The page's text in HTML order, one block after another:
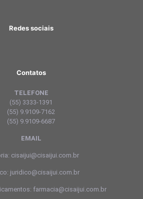
Redes sociais
Contatos
TELEFONE
(55) 3333-1391
(55) 9.9109-7162
(55) 9.9109-6687
EMAIL
cisaijui@cisaijui.com.br
juridico@cisaijui.com.br
farmacia@cisaijui.com.br